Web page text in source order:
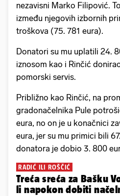
nezavisni Marko Filipović.
između njegovih izbornih
troškova (75. 781 eura).
Donatori su mu uplatili 24.
iznosom kao i Rinčić
pomorski servis.
Približno kao Rinčić, na
gradonačelnika Pule
eura, no on je u konačnici
eura, jer su mu primici bili
donatora je dobio 3. 800
RADIĆ ILI ROŠČIĆ
Treća sreća za Bašku
li napokon dobiti